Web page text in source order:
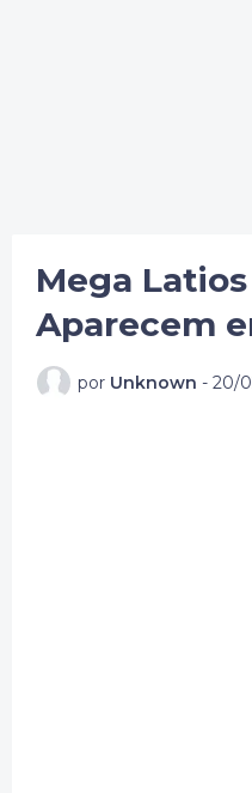
Mega
Aparecem
por Unknown - 20/